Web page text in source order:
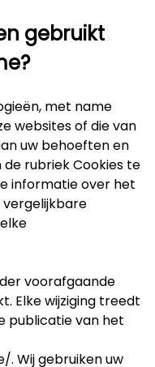
gebruikt
met name
websites of die van
uw behoeften en
de rubriek Cookies te
informatie over het
vergelijkbare
voorafgaande
Elke wijziging treedt
publicatie van het
. Wij gebruiken uw